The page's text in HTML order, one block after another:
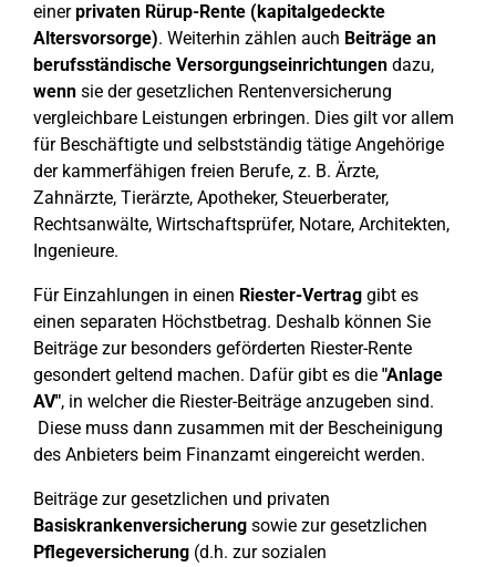
einerprivaten Rürup-Rente (kapitalgedeckte
Altersvorsorge). Weiterhin zählen auch Beiträge an
berufsständische Versorgungseinrichtungen dazu,
wenn sie der gesetzlichen Rentenversicherung
vergleichbare Leistungen erbringen. Dies gilt vor allem
für Beschäftigte und selbstständig tätige Angehörige
der kammerfähigen freien Berufe, z. B. Ärzte,
Zahnärzte, Tierärzte, Apotheker, Steuerberater,
Rechtsanwälte, Wirtschaftsprüfer, Notare, Architekten,
Ingenieure.
Für Einzahlungen in einen Riester-Vertrag gibt es
einen separaten Höchstbetrag. Deshalb können Sie
Beiträge zur besonders geförderten Riester-Rente
gesondert geltend machen. Dafür gibt es die "Anlage
AV", in welcher die Riester-Beiträge anzugeben sind.
Diese muss dann zusammen mit der Bescheinigung
des Anbieters beim Finanzamt eingereicht werden.
Beiträge zur gesetzlichen und privaten
Basiskrankenversicherung sowie zur gesetzlichen
Pflegeversicherung (d.h. zur sozialen